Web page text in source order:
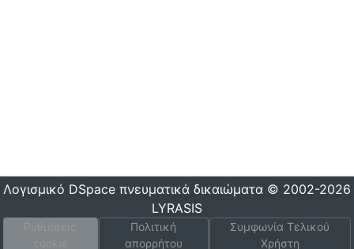
Λογισμικό DSpace πνευματικά δικαιώματα © 2002-2026
LYRASIS
Ρυθμίσεις
Πολιτική
απορρήτου
Συμφωνία Τελικού
Χρήστη